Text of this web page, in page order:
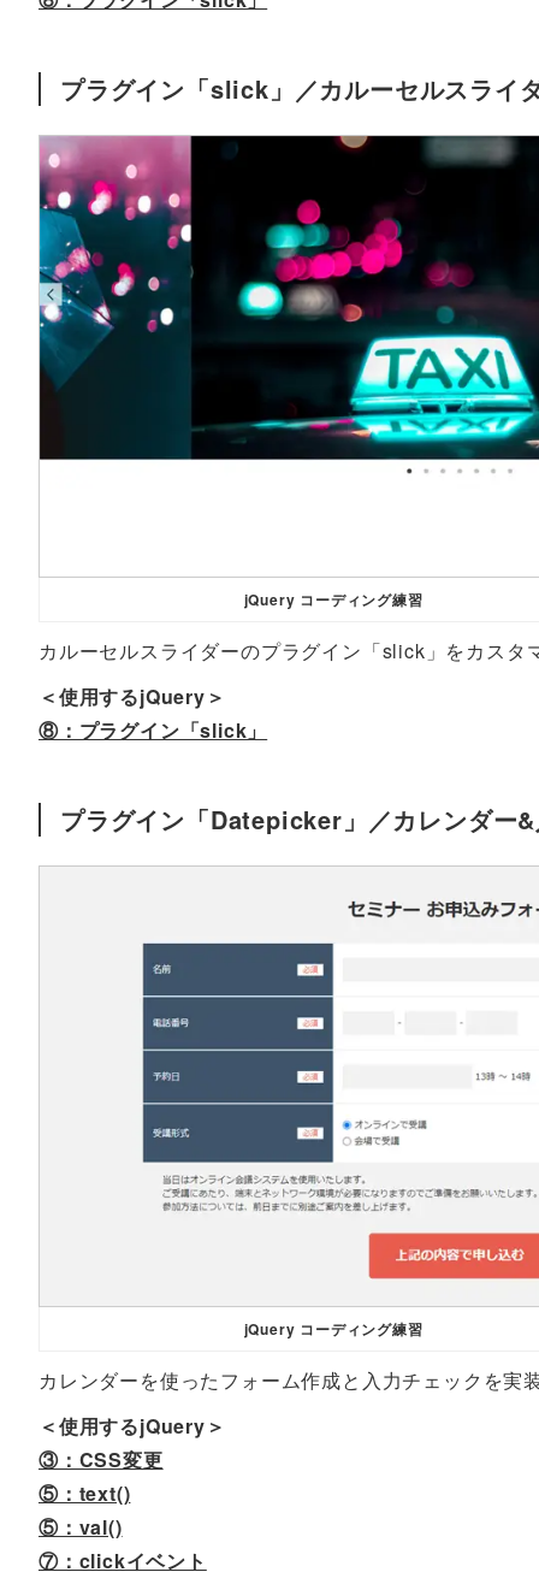
プラグイン「slick」／カルーセルスライ
jQuery コーディング練習
カルーセルスライダーのプラグイン「slick」をカスタ
＜使用するjQuery＞
⑧：プラグイン「slick」
プラグイン「Datepicker」／カレンダー
jQuery コーディング練習
カレンダーを使ったフォーム作成と入力チェックを実
＜使用するjQuery＞
③：CSS変更
⑤：text()
⑤：val()
⑦：clickイベント